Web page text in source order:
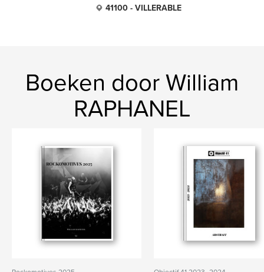
41100 - VILLERABLE
Boeken door William
RAPHANEL